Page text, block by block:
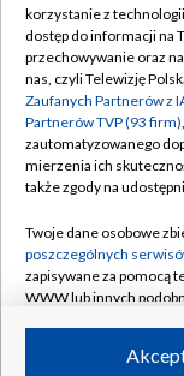
Abonament TVP
Emisja w TVP
Centrum
Naziemna
Rada
System NOS
Informacje o
Program dla
korzystanie z
dostęp do informacji na
przechowywanie oraz
nas, czyli Telewizję
Zaufanych Partnerów z
Partnerów TVP (93 firm)
zautomatyzowanego
mierzenia ich
także zgody na
Twoje dane osobowe
poszczególnych
zapisywane za pomocą
WWW lub innych
ruchu w Internecie.